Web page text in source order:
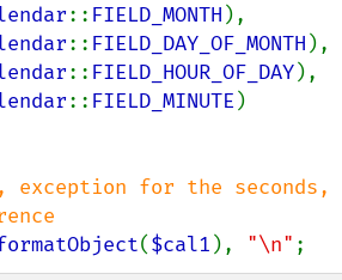
:: FIELD_MONTH ),
:: FIELD_DAY_OF_MONTH ),
:: FIELD_HOUR_OF_DAY),
:: FIELD_MINUTE )
for the seconds,
($cal1 ), "\n" ;